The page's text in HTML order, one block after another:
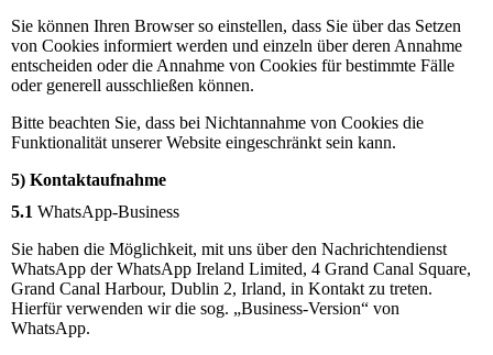
Sie können Ihren Browser so einstellen, dass Sie über das Setzen
von Cookies informiert werden und einzeln über deren Annahme
entscheiden oder die Annahme von Cookies für bestimmte Fälle
oder generell ausschließen können.
Bitte beachten Sie, dass bei Nichtannahme von Cookies die
Funktionalität unserer Website eingeschränkt sein kann.
5) Kontaktaufnahme
5.1 WhatsApp-Business
Sie haben die Möglichkeit, mit uns über den Nachrichtendienst
WhatsApp der WhatsApp Ireland Limited, 4 Grand Canal Square,
Grand Canal Harbour, Dublin 2, Irland, in Kontakt zu treten.
Hierfür verwenden wir die sog. „Business-Version“ von
WhatsApp.